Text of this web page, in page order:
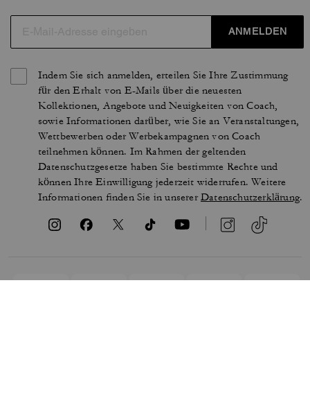
ANMELDEN
Indem Sie sich anmelden, erteilen Sie Ihre Zustimmung
für den Erhalt von E-Mails über die neuesten
Kollektionen, Angebote und Neuigkeiten von Coach,
sowie Informationen darüber, wie Sie an Veranstaltungen,
Wettbewerben oder Werbekampagnen von Coach
teilnehmen können. Im Rahmen der geltenden
Datenschutzgesetze haben Sie bestimmte Rechte und
können Ihre Einwilligung jederzeit widerrufen. Weitere
Informationen finden Sie in unsererDatenschutzerklärung.